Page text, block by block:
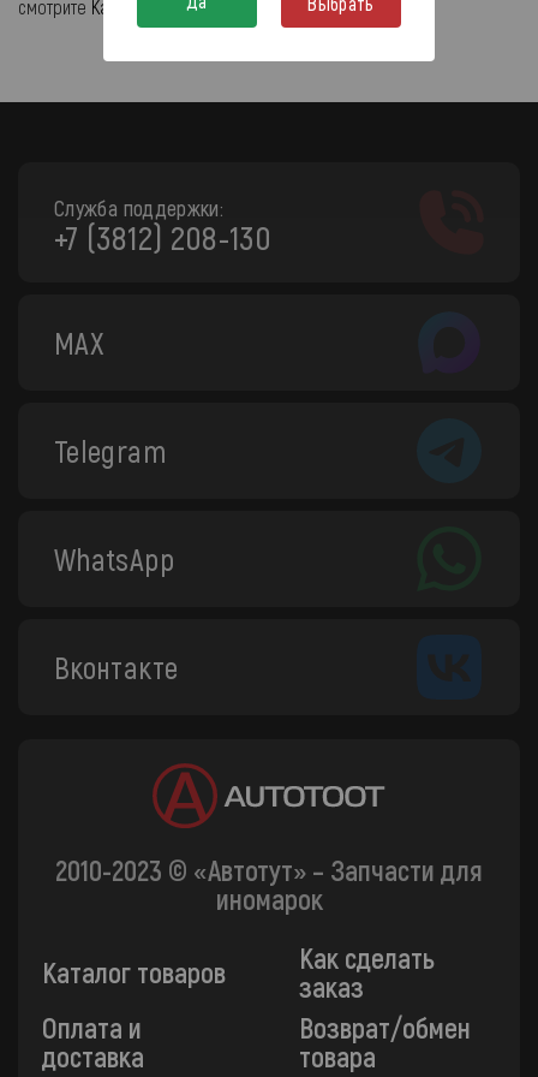
смотрите Каталог кузовных деталей и оптики.
Служба поддержки:
+7 (3812) 208-130
MAX
Telegram
WhatsApp
Вконтакте
2010-2023 © «Автотут» – Запчасти для
иномарок
Каталог товаров
Как сделать
заказ
Оплата и
доставка
Возврат/обмен
товара